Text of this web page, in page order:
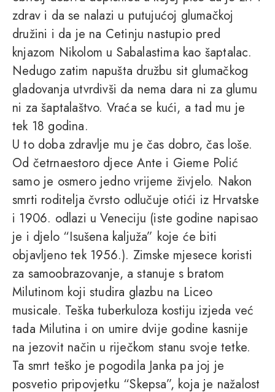
zdrav i da se nalazi u putujućoj glumačkoj
družini i da je na Cetinju nastupio pred
knjazom Nikolom u Sabalastima kao šaptalac.
Nedugo zatim napušta družbu sit glumačkog
gladovanja utvrdivši da nema dara ni za glumu
ni za šaptalaštvo. Vraća se kući, a tad mu je
tek 18 godina.
U to doba zdravlje mu je čas dobro, čas loše.
Od četrnaestoro djece Ante i Gieme Polić
samo je osmero jedno vrijeme živjelo. Nakon
smrti roditelja čvrsto odlučuje otići iz Hrvatske
i 1906. odlazi u Veneciju (iste godine napisao
je i djelo “Isušena kaljuža” koje će biti
objavljeno tek 1956.). Zimske mjesece koristi
za samoobrazovanje, a stanuje s bratom
Milutinom koji studira glazbu na Liceo
musicale. Teška tuberkuloza kostiju izjeda već
tada Milutina i on umire dvije godine kasnije
na jezovit način u riječkom stanu svoje tetke.
Ta smrt teško je pogodila Janka pa joj je
posvetio pripovjetku “Skepsa”, koja je nažalost